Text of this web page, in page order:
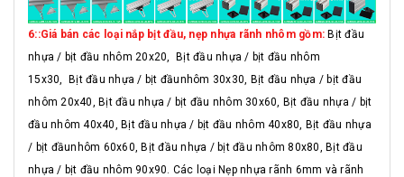
6::Giá bán các loại nắp bịt đầu, nẹp nhựa rãnh nhôm gồm:Bịt đầu
nhựa / bịt đầu nhôm 20x20, Bịt đầu nhựa / bịt đầu nhôm
15x30, Bịt đầu nhựa / bịt đầunhôm 30x30, Bịt đầu nhựa / bịt đầu
nhôm 20x40, Bịt đầu nhựa / bịt đầu nhôm 30x60, Bịt đầu nhựa / bịt
đầu nhôm 40x40, Bịt đầu nhựa / bịt đầu nhôm 40x80, Bịt đầu nhựa
/ bịt đầunhôm 60x60, Bịt đầu nhựa / bịt đầu nhôm 80x80, Bịt đầu
nhựa / bịt đầu nhôm 90x90. Các loại Nẹp nhựa rãnh 6mm và rãnh